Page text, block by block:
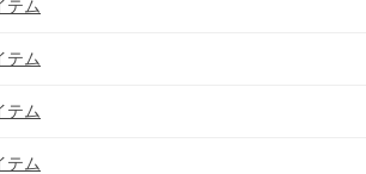
テム
テム
テム
テム